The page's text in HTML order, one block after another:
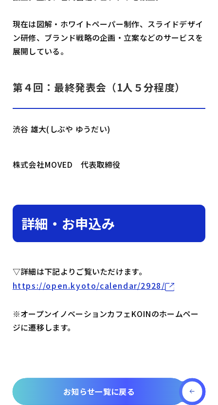
現在は図解・ホワイトペーパー制作、スライドデザイ
ン研修、ブランド戦略の企画・立案などのサービスを
展開している。
第４回：最終発表会（1人５分程度）
渋谷 雄大(しぶや ゆうだい)
株式会社MOVED 代表取締役
詳細・お申込み
▽詳細は下記よりご覧いただけます。
https://open.kyoto/calendar/2928/
※オープンイノベーションカフェKOINのホームペー
ジに遷移します。
お知らせ一覧に戻る